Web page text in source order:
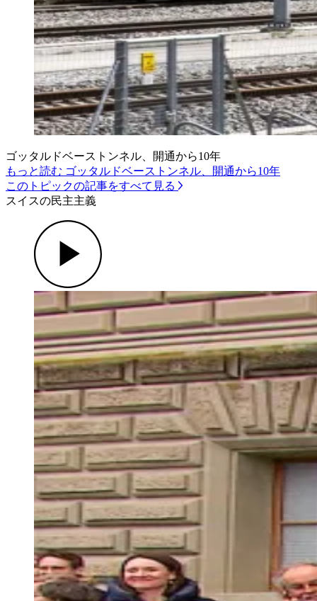
ゴッタルドベーストンネル、開通から10年
もっと読む ゴッタルドベーストンネル、開通から10年
このトピックの記事をすべて見る
スイスの民主主義